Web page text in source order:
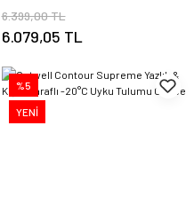
6.399,00 TL
6.079,05 TL
%5
YENİ